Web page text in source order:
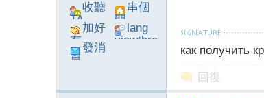
收聽
TA
串個
門
加好
友
lang
viewthre
發消
息
как получить
回復